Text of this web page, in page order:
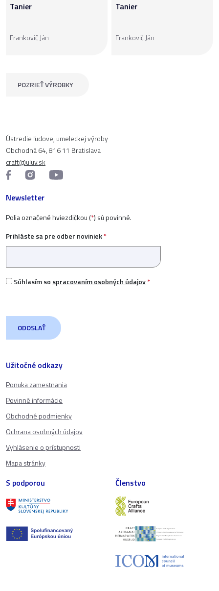
Tanier
Frankovič Ján
Tanier
Frankovič Ján
POZRIEŤ VÝROBKY
Užitočné odkazy
Ponuka zamestnania
Povinné informácie
Obchodné podmienky
Ochrana osobných údajov
Vyhlásenie o prístupnosti
Mapa stránky
Ústredie ľudovej umeleckej výroby
Obchodná 64, 816 11 Bratislava
craft@uluv.sk
Newsletter
Polia označené hviezdičkou (*) sú povinné.
Prihláste sa pre odber noviniek*
Súhlasím so spracovaním osobných údajov*
S podporou Členstvo